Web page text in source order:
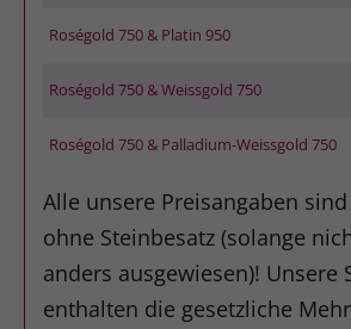
Roségold 750 & Platin 950
Roségold 750 & Weissgold 750
Roségold 750 & Palladium-Weissgold 750
Alle unsere Preisangaben
ohne Steinbesatz (solange
anders ausgewiesen)! Unsere
enthalten die gesetzliche